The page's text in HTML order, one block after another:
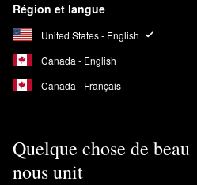
Région et langue
United States - English
Canada - English
Canada - Français
Quelque chose de beau
nous unit